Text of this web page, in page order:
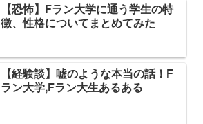
【恐怖】Fラン大学に通う学生の特
徴、性格についてまとめてみた
【経験談】嘘のような本当の話！F
ラン大学,Fラン大生あるある